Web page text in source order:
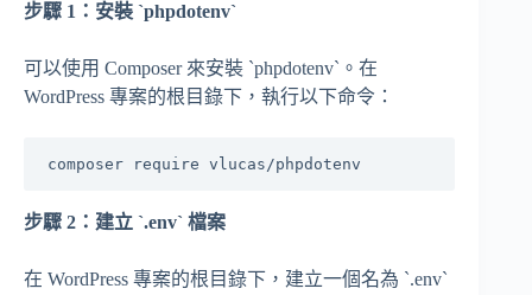
步驟 1：安裝 `phpdotenv`
可以使用 Composer 來安裝 `phpdotenv`。在
WordPress 專案的根目錄下，執行以下命令：
步驟 2：建立 `.env` 檔案
在 WordPress 專案的根目錄下，建立一個名為 `.env`